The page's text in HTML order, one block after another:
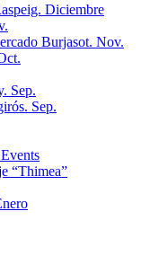
Diciembre
Burjasot. Nov.
Sep.
Sep.
“Thimea”